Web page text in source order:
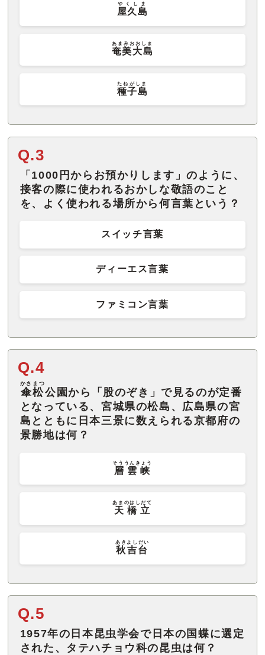
屋久島
やくしま
奄美大島
あまみおおしま
種子島
たねがしま
Q.3
「1000円からお預かりします」のように、
接客の際に使われるおかしな敬語のこと
を、よく使われる場所から何言葉という？
スイッチ言葉
ディーエス言葉
ファミコン言葉
Q.4
傘松
かさまつ
公園から「股のぞき」で見るのが定番
となっている、宮城県の松島、広島県の宮
島とともに日本三景に数えられる京都府の
景勝地は何？
層雲峡
そううんきょう
天橋立
あまのはしだて
秋吉台
あきよしだい
Q.5
1957年の日本昆虫学会で日本の国蝶に選定
された、タテハチョウ科の昆虫は何？